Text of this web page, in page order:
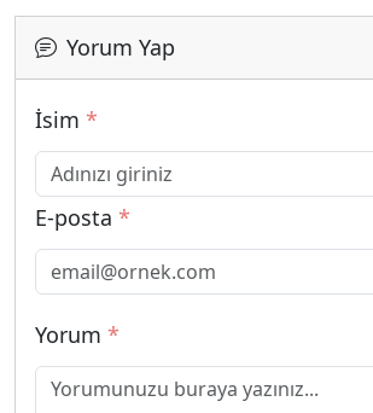
Yorum Yap
İsim *
E-posta *
Yorum *